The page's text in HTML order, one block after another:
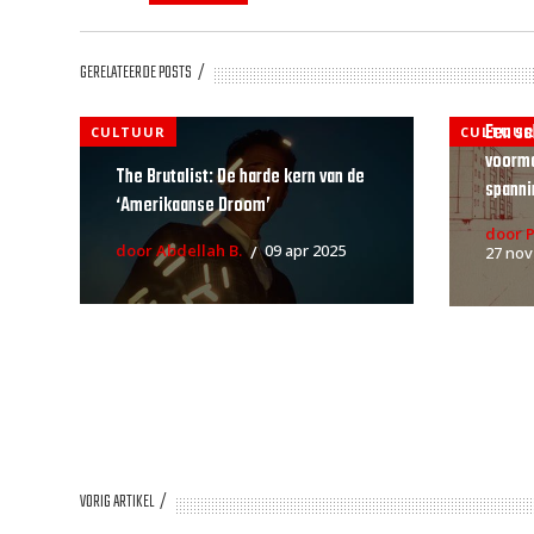
GERELATEERDE POSTS
CULTUUR
The Brutalist: De harde kern van de
‘Amerikaanse Droom’
door Abdellah B. 09 apr 2025
Een
door
27
VORIG ARTIKEL